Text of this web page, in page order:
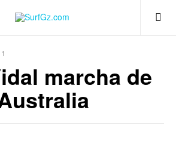
marcha de